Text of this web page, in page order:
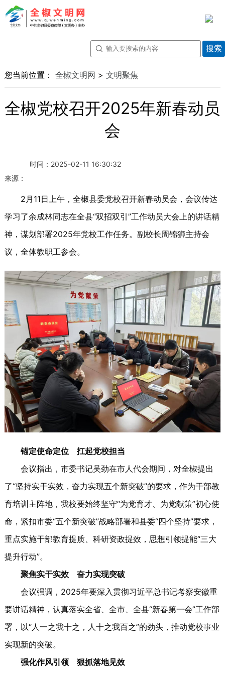
您当前位置： 全椒文明网 > 文明聚焦
全椒党校召开2025年新春动员
会
时间： 2025-02-11 16:30:32
来源：
2月11日上午，全椒县委党校召开新春动员会，会议传达
学习了余成林同志在全县“双招双引”工作动员大会上的讲话精
神，谋划部署2025年党校工作任务。副校长周锦狮主持会
议，全体教职工参会。
锚定使命定位 扛起党校担当
会议指出，市委书记吴劲在市人代会期间，对全椒提出
了“坚持实干实效，奋力实现五个新突破”的要求，作为干部教
育培训主阵地，我校要始终坚守“为党育才、为党献策”初心使
命，紧扣市委“五个新突破”战略部署和县委“四个坚持”要求，
重点实施干部教育提质、科研资政提效，思想引领提能“三大
提升行动”。
聚焦实干实效 奋力实现突破
会议强调，2025年要深入贯彻习近平总书记考察安徽重
要讲话精神，认真落实全省、全市、全县“新春第一会”工作部
署，以“人一之我十之，人十之我百之”的劲头，推动党校事业
实现新的突破。
强化作风引领 狠抓落地见效